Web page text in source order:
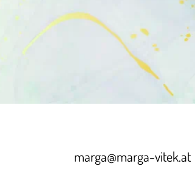
marga@marga-vitek.at